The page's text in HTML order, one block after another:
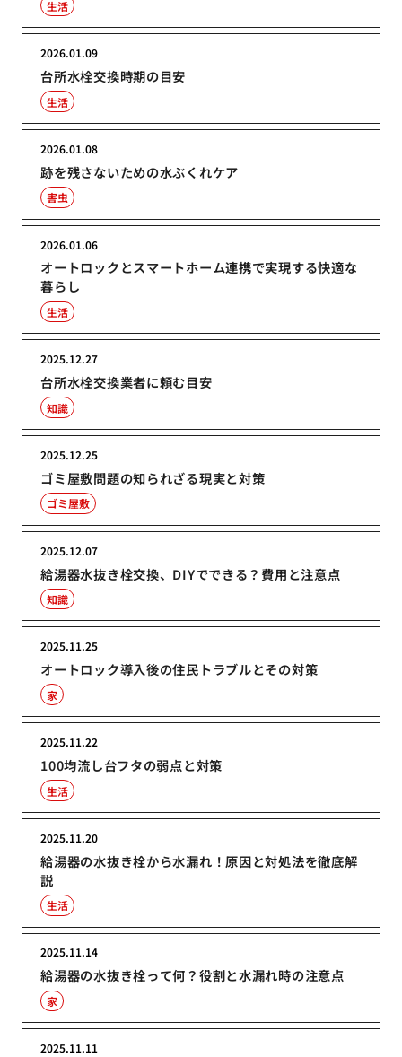
生活
台所水栓交換時期の目安
2026.01.09
生活
跡を残さないための水ぶくれケア
2026.01.08
害虫
オートロックとスマートホーム連携で実現する快適な
暮らし
2026.01.06
生活
台所水栓交換業者に頼む目安
2025.12.27
知識
ゴミ屋敷問題の知られざる現実と対策
2025.12.25
ゴミ屋敷
給湯器水抜き栓交換、DIYでできる？費用と注意点
2025.12.07
知識
オートロック導入後の住民トラブルとその対策
2025.11.25
家
100均流し台フタの弱点と対策
2025.11.22
生活
給湯器の水抜き栓から水漏れ！原因と対処法を徹底解
説
2025.11.20
生活
給湯器の水抜き栓って何？役割と水漏れ時の注意点
2025.11.14
家
2025.11.11